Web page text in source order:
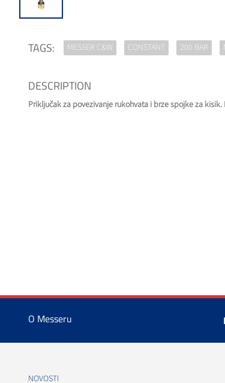
TAGS: MESSER C&W CONSTANT 200 BAR
DESCRIPTION
Priključak za povezivanje rukohvata i brze spojke za
O Messeru
NOVOSTI